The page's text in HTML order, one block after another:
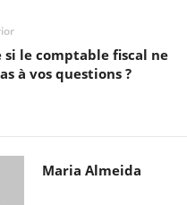
si le comptable fiscal ne
à vos questions ?
Maria Almeida